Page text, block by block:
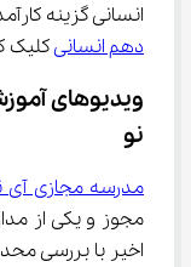
انسانی گزینه
دهم انسانی کلیک
ویدیوهای
نو
مدرسه مجازی آی